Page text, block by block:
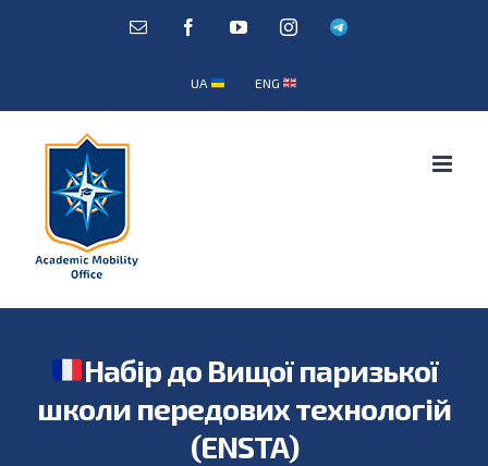
E-
FacebookYouTubeInstagramTelegram
UA ENG
Набір до Вищої паризької
школи передових технологій
(ENSTA)